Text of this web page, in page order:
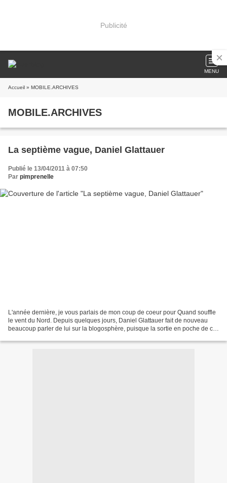
Publicité
MENU
Accueil » MOBILE.ARCHIVES
MOBILE.ARCHIVES
La septième vague, Daniel Glattauer
Publié le 13/04/2011 à 07:50
Par pimprenelle
L'année dernière, je vous parlais de mon coup de coeur pour Quand souffle
le vent du Nord. Depuis quelques jours, Daniel Glattauer fait de nouveau
beaucoup parler de lui sur la blogosphère, puisque la sortie en poche de ce